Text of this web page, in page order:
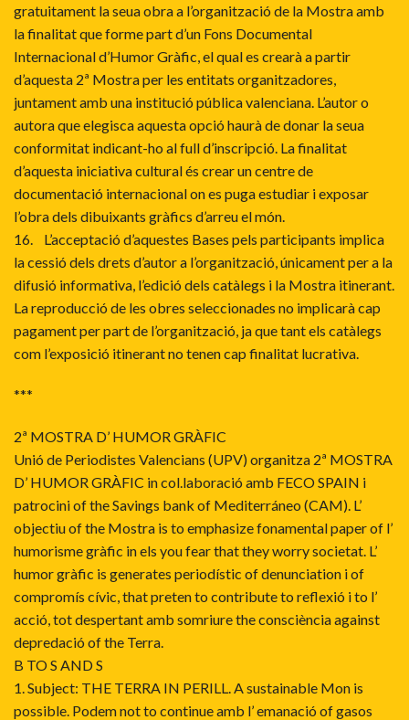
gratuitament la seua obra a l’organització de la Mostra amb
la finalitat que forme part d’un Fons Documental
Internacional d’Humor Gràfic, el qual es crearà a partir
d’aquesta 2ª Mostra per les entitats organitzadores,
juntament amb una institució pública valenciana. L’autor o
autora que elegisca aquesta opció haurà de donar la seua
conformitat indicant-ho al full d’inscripció. La finalitat
d’aquesta iniciativa cultural és crear un centre de
documentació internacional on es puga estudiar i exposar
l’obra dels dibuixants gràfics d’arreu el món.
16. L’acceptació d’aquestes Bases pels participants implica
la cessió dels drets d’autor a l’organització, únicament per a la
difusió informativa, l’edició dels catàlegs i la Mostra itinerant.
La reproducció de les obres seleccionades no implicarà cap
pagament per part de l’organització, ja que tant els catàlegs
com l’exposició itinerant no tenen cap finalitat lucrativa.
***
2ª MOSTRA D’ HUMOR GRÀFIC
Unió de Periodistes Valencians (UPV) organitza 2ª MOSTRA
D’ HUMOR GRÀFIC in col.laboració amb FECO SPAIN i
patrocini of the Savings bank of Mediterráneo (CAM). L’
objectiu of the Mostra is to emphasize fonamental paper of l’
humorisme gràfic in els you fear that they worry societat. L’
humor gràfic is generates periodístic of denunciation i of
compromís cívic, that preten to contribute to reflexió i to l’
acció, tot despertant amb somriure the consciència against
depredació of the Terra.
B TO S AND S
1. Subject: THE TERRA IN PERILL. A sustainable Mon is
possible. Podem not to continue amb l’ emanació of gasos